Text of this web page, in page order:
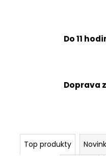
Do 11
Doprava
Top produkty